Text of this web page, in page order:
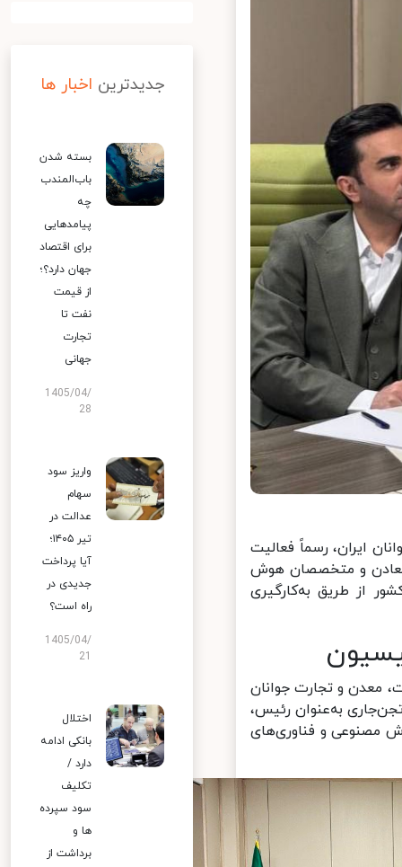
ایران، رسماً فعالیت
و متخصصان هوش
از طریق به‌کارگیری
و تجارت جوانان
به‌عنوان رئیس،
مصنوعی و فناوری‌های
جدیدترین اخبار ها
بسته شدن
باب‌المندب
چه
پیامدهایی
برای اقتصاد
جهان دارد؟؛
از قیمت
نفت تا
تجارت
جهانی
1405/04/
28
واریز سود
سهام
عدالت در
تیر ۱۴۰۵؛
آیا پرداخت
جدیدی در
راه است؟
1405/04/
اختلال
بانکی ادامه
دارد /
تکلیف
سود سپرده
ها و
برداشت از